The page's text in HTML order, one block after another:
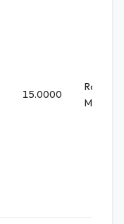
15.0000
Rolo 3
M